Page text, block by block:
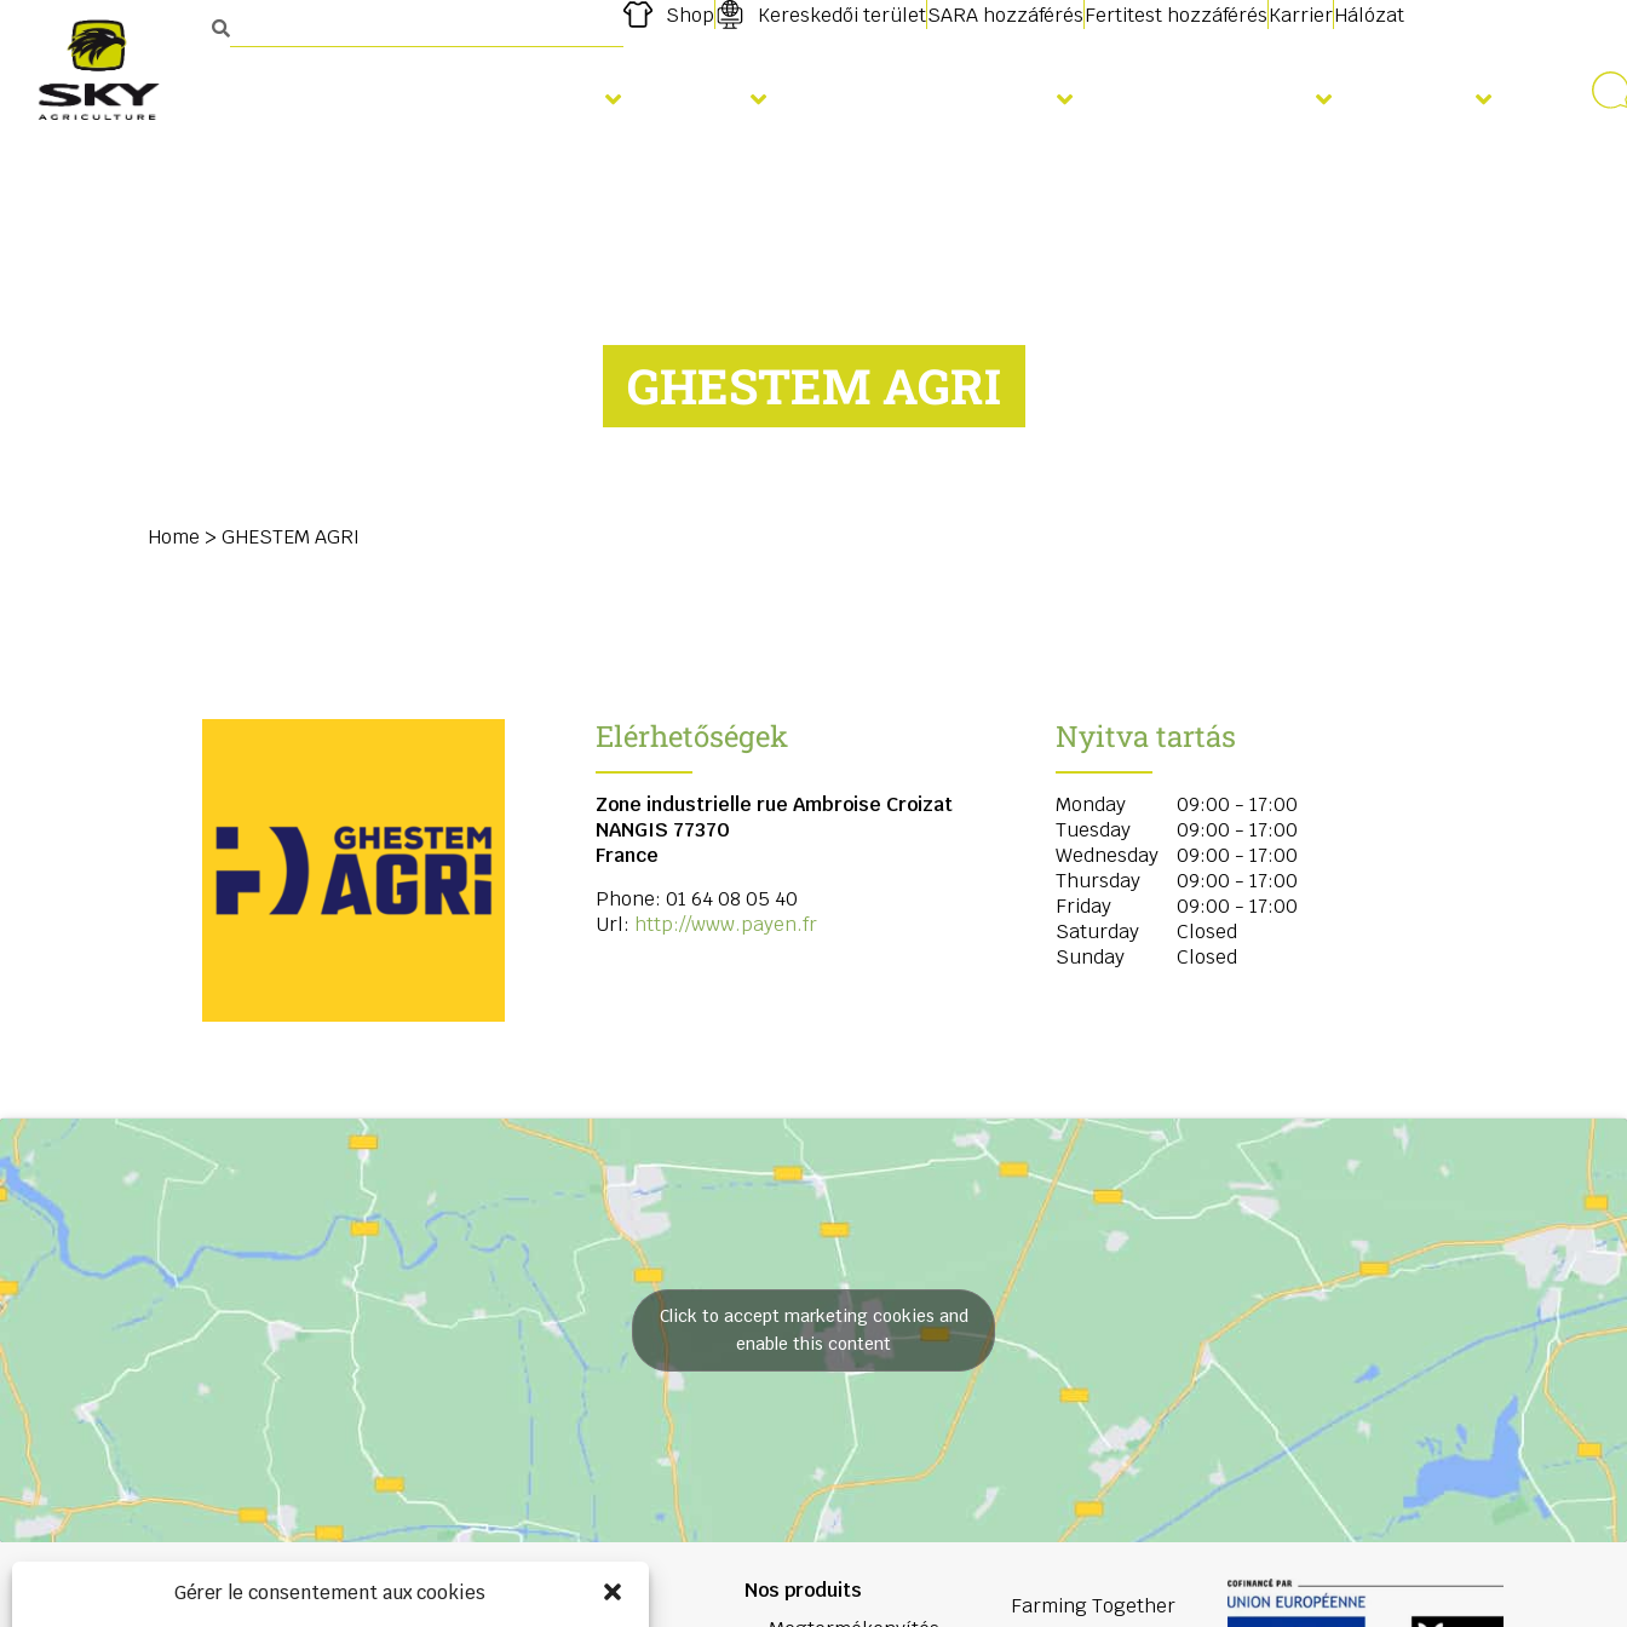
Gérer le consentement aux cookies
Shop Kereskedői területSARA hozzáférésFertitest hozzáférésKarrierHálózat
GHESTEM AGRI
Home > GHESTEM AGRI
Elérhetőségek
Zone industrielle rue Ambroise Croizat
NANGIS 77370
France
Phone: 01 64 08 05 40
Url: http://www.payen.fr
Nyitva tartás
Monday
09:00 - 17:00
Tuesday
09:00 - 17:00
Wednesday
09:00 - 17:00
Thursday
09:00 - 17:00
Friday
09:00 - 17:00
Saturday
Closed
Sunday
Closed
Click to accept marketing cookies and
enable this content
+33 (0)2 99 00 84 84
Nos produits
Farming Together